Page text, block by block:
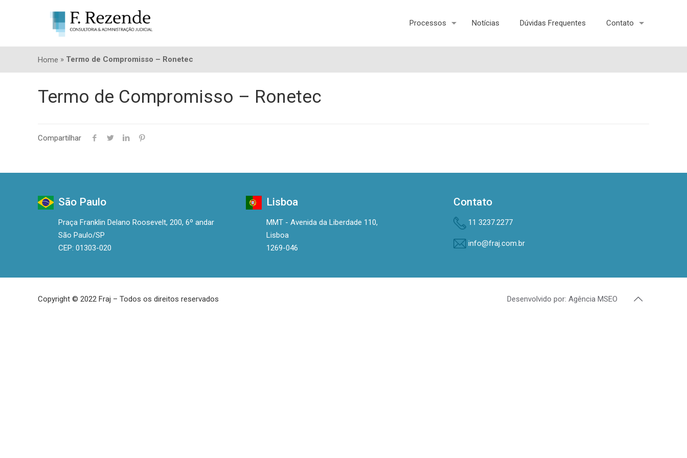
Processos Notícias Dúvidas Frequentes Contato
Home » Termo de Compromisso – Ronetec
Termo de Compromisso – Ronetec
Compartilhar
São Paulo
Praça Franklin Delano Roosevelt, 200, 6º andar
São Paulo/SP
CEP: 01303-020
Lisboa
MMT - Avenida da Liberdade 110,
Lisboa
1269-046
Contato
11 3237.2277
info@fraj.com.br
Copyright © 2022 Fraj – Todos os direitos reservados Desenvolvido por: Agência MSEO